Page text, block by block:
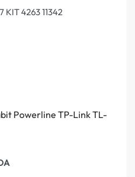
Powerline TP-Link TL-